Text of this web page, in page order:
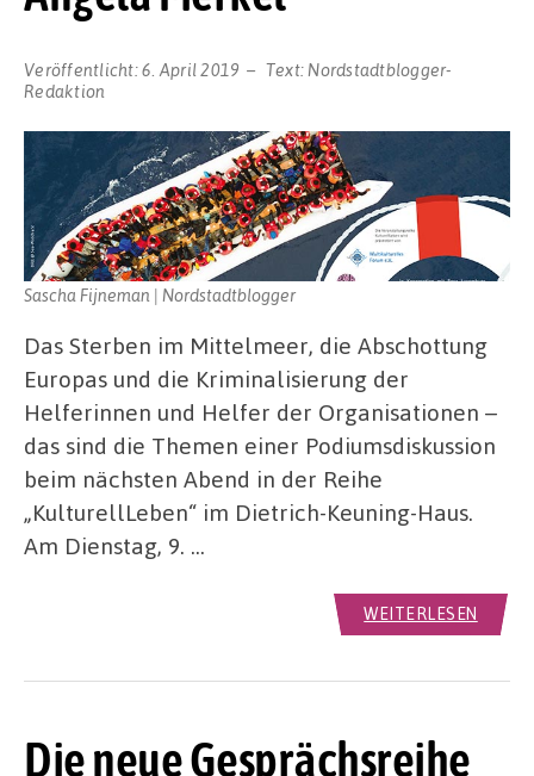
Veröffentlicht:6. April 2019 Text: Nordstadtblogger-
Redaktion
Sascha Fijneman | Nordstadtblogger
Das Sterben im Mittelmeer, die Abschottung
Europas und die Kriminalisierung der
Helferinnen und Helfer der Organisationen –
das sind die Themen einer Podiumsdiskussion
beim nächsten Abend in der Reihe
„KulturellLeben“ im Dietrich-Keuning-Haus.
Am Dienstag, 9. …
WEITERLESEN
Die neue Gesprächsreihe